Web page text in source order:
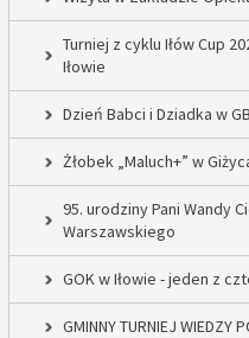
Turniej z cyklu Iłów Cup
Iłowie
Dzień Babci i Dziadka w
Żłobek „Maluch+” w
95. urodziny Pani Wandy
Warszawskiego
GOK w Iłowie - jeden z
GMINNY TURNIEJ WIEDZY